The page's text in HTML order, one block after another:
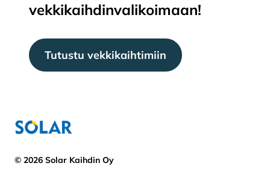
vekkikaihdinvalikoimaan!
Tutustu vekkikaihtimiin
© 2026 Solar Kaihdin Oy